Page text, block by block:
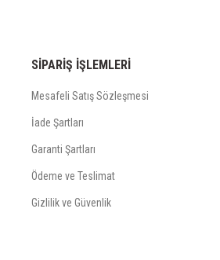
SİPARİŞ İŞLEMLERİ
Mesafeli Satış Sözleşmesi
İade Şartları
Garanti Şartları
Ödeme ve Teslimat
Gizlilik ve Güvenlik